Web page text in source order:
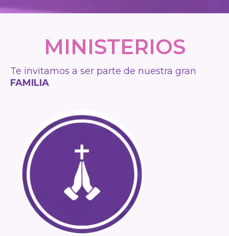
MINISTERIOS
Te invitamos a ser parte de nuestra gran
FAMILIA